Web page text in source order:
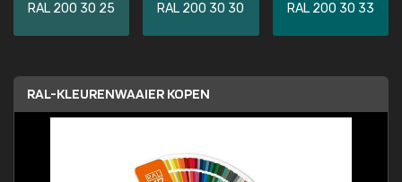
RAL 200 30 25 RAL 200 30 30 RAL 200 30 33
RAL-KLEURENWAAIER KOPEN